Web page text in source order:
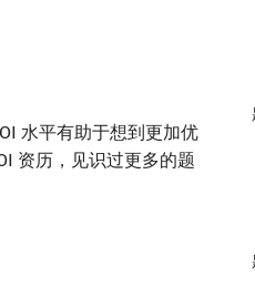
水平有助于想到更加优
资历，见识过更多的题